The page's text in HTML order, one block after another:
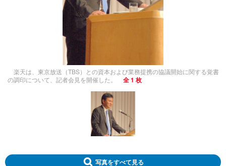
楽天は、東京放送（TBS）との資本および業務提携の協議開始に関する覚書
の調印について、記者会見を開催した。
全 1 枚
写真をすべて見る